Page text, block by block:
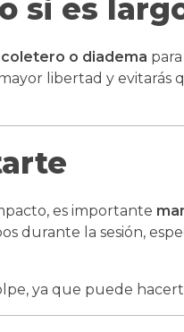
si es
coletero o diadema
libertad y evitarás
es importante
durante la sesión,
ya que puede